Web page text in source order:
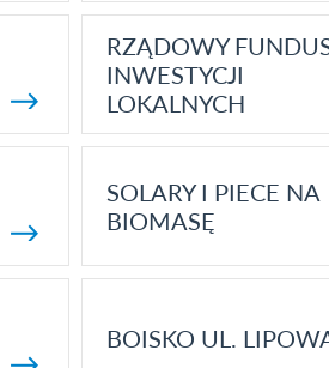
RZĄDOWY
INWESTYCJI
LOKALNYCH
SOLARY I PIECE NA
BIOMASĘ
BOISKO UL.